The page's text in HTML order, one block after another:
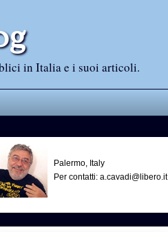
in Italia e i suoi articoli.
Palermo, Italy
Per contatti: a.cavadi@libero.it